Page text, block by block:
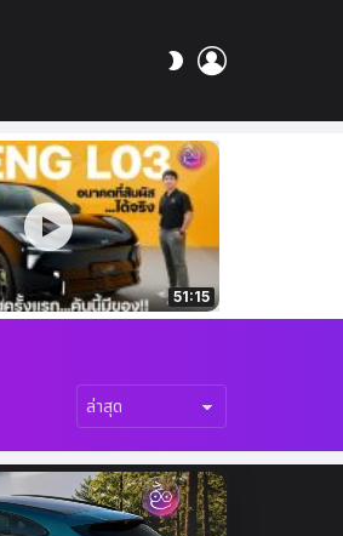
สลับ
51:15